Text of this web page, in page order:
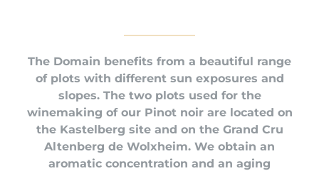
The Domain benefits from a beautiful range
of plots with different sun exposures and
slopes. The two plots used for the
winemaking of our Pinot noir are located on
the Kastelberg site and on the Grand Cru
Altenberg de Wolxheim. We obtain an
aromatic concentration and an aging